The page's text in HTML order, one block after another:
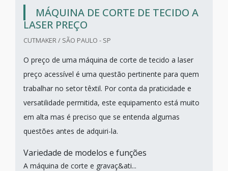
MÁQUINA DE CORTE DE TECIDO A
LASER PREÇO
CUTMAKER / SÃO PAULO - SP
O preço de uma máquina de corte de tecido a laser
preço acessível é uma questão pertinente para quem
trabalhar no setor têxtil. Por conta da praticidade e
versatilidade permitida, este equipamento está muito
em alta mas é preciso que se entenda algumas
questões antes de adquiri-la.
Variedade de modelos e funções
A máquina de corte e gravaç&ati...